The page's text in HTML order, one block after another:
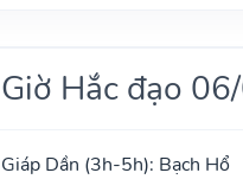
Giờ Hắc đạo
Giáp Dần (3h-5h): Bạch Hổ